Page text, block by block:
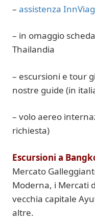
– assistenza
– in omaggio
Thailandia
– escursioni e tour
nostre guide (in
– volo aereo
richiesta)
Escursioni a
Mercato
Moderna, i Mercati
vecchia capitale
altre.